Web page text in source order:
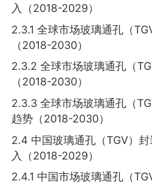
入（2018-2029）
2.3.1 全球市场玻璃通孔（
（2018-2030）
2.3.2 全球市场玻璃通孔（
（2018-2030）
2.3.3 全球市场玻璃通孔（
趋势（2018-2030）
2.4 中国玻璃通孔（TGV）
入（2018-2029）
2.4.1 中国市场玻璃通孔（